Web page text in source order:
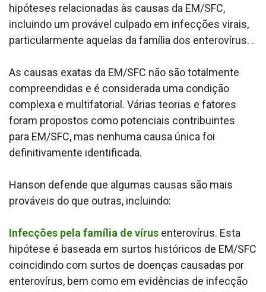
hipóteses relacionadas às causas da EM/SFC,
incluindo um provável culpado em infecções virais,
particularmente aquelas da família dos enterovírus. .
As causas exatas da EM/SFC não são totalmente
compreendidas e é considerada uma condição
complexa e multifatorial. Várias teorias e fatores
foram propostos como potenciais contribuintes
para EM/SFC, mas nenhuma causa única foi
definitivamente identificada.
Hanson defende que algumas causas são mais
prováveis do que outras, incluindo:
Infecções pela família de vírus enterovírus. Esta
hipótese é baseada em surtos históricos de EM/SFC
coincidindo com surtos de doenças causadas por
enterovírus, bem como em evidências de infecção